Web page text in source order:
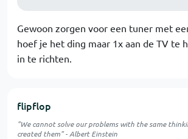
Gewoon zorgen voor een tuner met
hoef je het ding maar 1x aan de TV te
in te richten.
flipflop
"We cannot solve our problems with the same
created them" - Albert Einstein